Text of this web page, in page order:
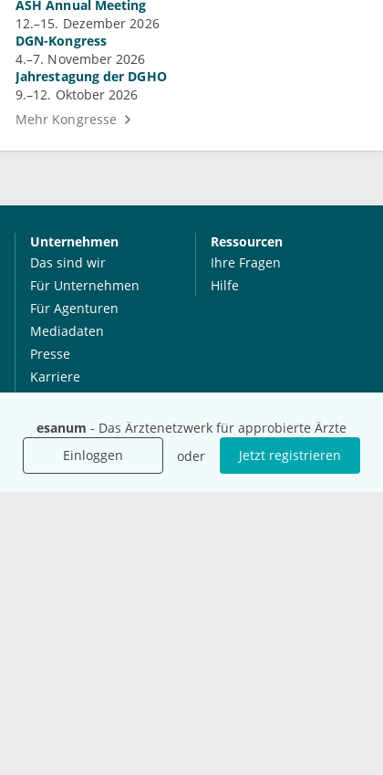
esanum - Das Ärztenetzwerk für approbierte Ärzte
Einloggen
oder Jetzt registrieren
ASH Annual Meeting
12.–15. Dezember 2026
DGN-Kongress
4.–7. November 2026
Jahrestagung der DGHO
9.–12. Oktober 2026
Mehr Kongresse
Unternehmen
Das sind wir
Für Unternehmen
Für Agenturen
Mediadaten
Presse
Karriere
Ressourcen
Ihre Fragen
Hilfe
International
esanum.it
Social Media
Youtube